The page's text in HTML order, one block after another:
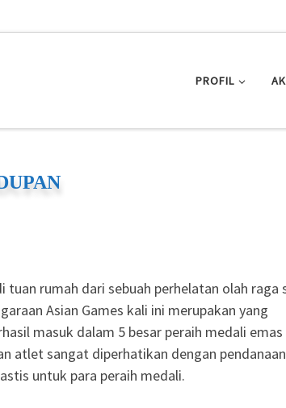
PROFIL
rumah dari sebuah perhelatan olah raga
Asian Games kali ini merupakan yang
masuk dalam 5 besar peraih medali emas
atlet sangat diperhatikan dengan pendanaan
untuk para peraih medali.